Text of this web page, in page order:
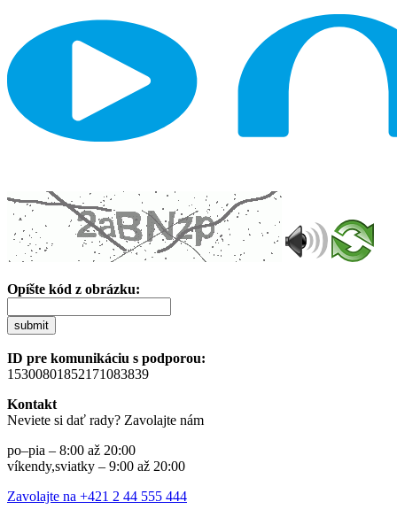
Opíšte kód z obrázku:
submit
ID pre komunikáciu s podporou:
15300801852171083839
Kontakt
Neviete si dať rady? Zavolajte nám
po–pia – 8:00 až 20:00
víkendy,sviatky – 9:00 až 20:00
Zavolajte na +421 2 44 555 444